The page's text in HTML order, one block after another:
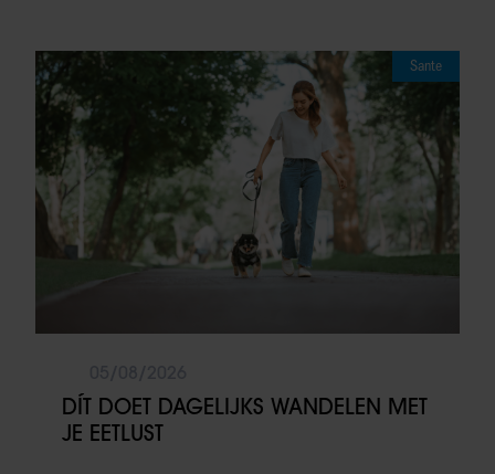
Sante
DÍT DOET DAGELIJKS WANDELEN MET
JE EETLUST